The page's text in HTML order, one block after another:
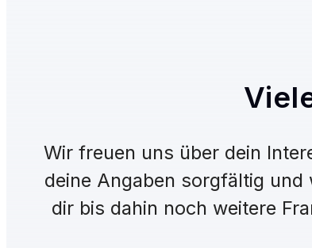
Wir freuen uns über dein
deine Angaben sorgfältig
dir bis dahin noch weitere